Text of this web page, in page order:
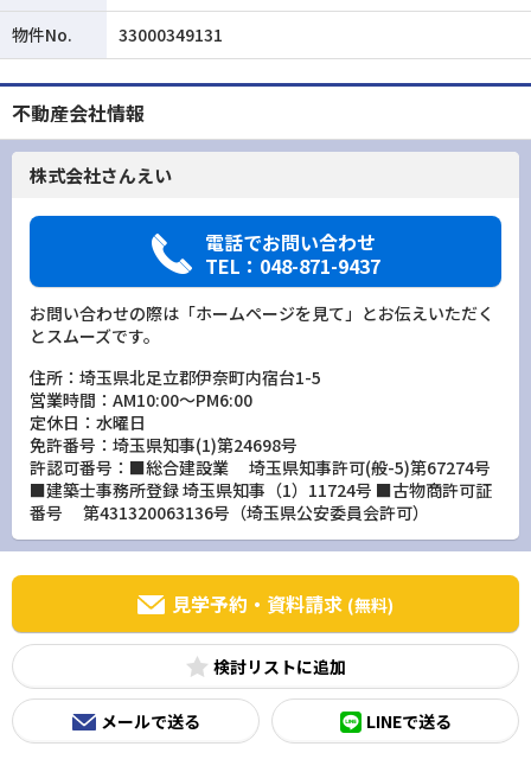
物件No.
33000349131
不動産会社情報
株式会社さんえい
電話でお問い合わせ
TEL：048-871-9437
お問い合わせの際は「ホームページを見て」とお伝えいただく
とスムーズです。
住所：埼玉県北足立郡伊奈町内宿台1-5
営業時間：AM10:00～PM6:00
定休日：水曜日
免許番号：埼玉県知事(1)第24698号
許認可番号：■総合建設業 埼玉県知事許可(般-5)第67274号
■建築士事務所登録 埼玉県知事（1）11724号 ■古物商許可証
番号 第431320063136号（埼玉県公安委員会許可）
見学予約・資料請求 (無料)
検討リスト
メールで送る LINEで送る